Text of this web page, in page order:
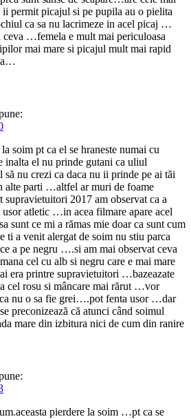
ii permit picajul si pe pupila au o pielita
ca sa nu lacrimeze in acel picaj …
ceva …femela e mult mai periculoasa
mai mare si picajul mult mai rapid
soim pt ca el se hraneste numai cu
el nu prinde gutani ca uliul
nu crezi ca daca nu ii prinde pe ai tăi
alte parti …altfel ar muri de foame
2017 am observat ca a
usor atletic …in acea filmare apare acel
sunt ce mi a rămas mie doar ca sunt cum
ti a venit alergat de soim nu stiu parca
a pe negru ….si am mai observat ceva
cel cu alb si negru care e mai mare
era printre supravietuitori …bazeazate
cel rosu si mâncare mai rărut …vor
nu o sa fie grei….pot fenta usor …dar
preconizează că atunci când soimul
mare din izbitura nici de cum din ranire
pierdere la soim …pt ca se